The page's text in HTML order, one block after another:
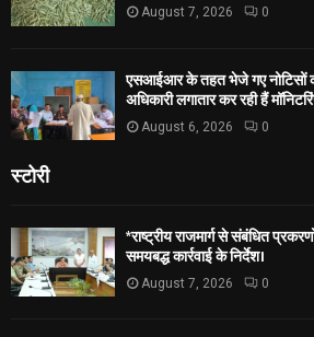
August 7, 2026 0
एसआईआर के तहत भेजे गए नोटिसों
अधिकारी लगातार कर रही हैं
August 6, 2026 0
स्टोरी
*राष्ट्रीय राजमार्ग से संबंधित
समयबद्ध कार्रवाई के निर्देश।
August 7, 2026 0